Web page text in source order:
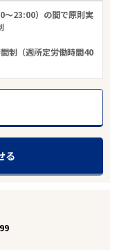
～23:00）の間で原則実
制（週所定労働時間40
る